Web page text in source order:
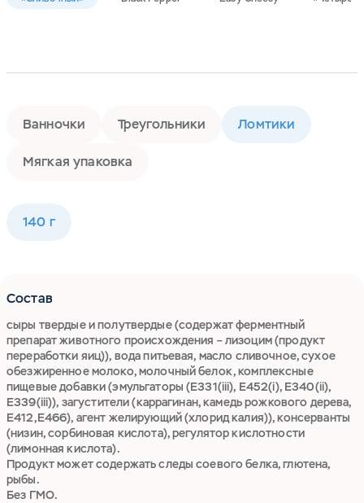
Ванночки Треугольники Ломтики
Мягкая упаковка
140 г
Состав
сыры твердые и полутвердые (содержат ферментный
препарат животного происхождения – лизоцим (продукт
переработки яиц)), вода питьевая, масло сливочное, сухое
обезжиренное молоко, молочный белок, комплексные
пищевые добавки (эмульгаторы (Е331(iii), Е452(i), Е340(ii),
Е339(iii)), загустители (каррагинан, камедь рожкового дерева,
Е412,Е466), агент желирующий (хлорид калия)), консерванты
(низин, сорбиновая кислота), регулятор кислотности
(лимонная кислота).
Продукт может содержать следы соевого белка, глютена,
рыбы.
Без ГМО.